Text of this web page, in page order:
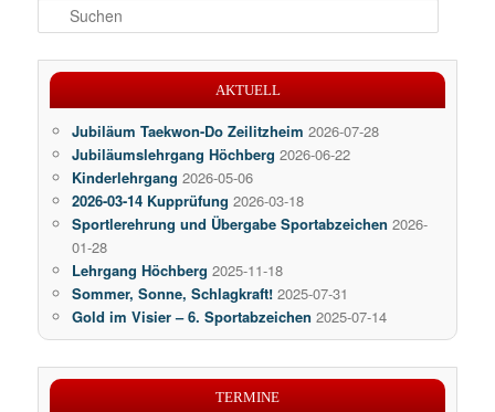
u
AKTUELL
Jubiläum Taekwon-Do Zeilitzheim 2026-07-28
Jubiläumslehrgang Höchberg 2026-06-22
Kinderlehrgang 2026-05-06
2026-03-14 Kupprüfung 2026-03-18
Sportlerehrung und Übergabe Sportabzeichen 2026-
01-28
Lehrgang Höchberg 2025-11-18
Sommer, Sonne, Schlagkraft! 2025-07-31
Gold im Visier – 6. Sportabzeichen 2025-07-14
TERMINE